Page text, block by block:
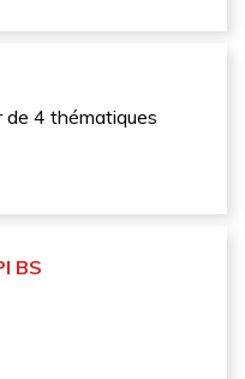
de 4 thématiques
BS